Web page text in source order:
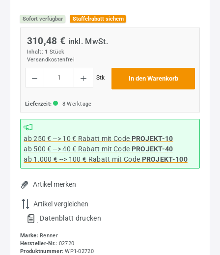
Sofort verfügbar Staffelrabatt sichern
310,48 € inkl. MwSt.
Inhalt: 1 Stück
Versandkostenfrei
Produkt Anzahl: Gib den gewünschten Wert ein oder benutze die Schaltflächen um
Stk In den Warenkorb
Lieferzeit: 8 Werktage
ab 250 € --> 10 € Rabatt mit Code PROJEKT-10
ab 500 € --> 40 € Rabatt mit Code PROJEKT-40
ab 1.000 € --> 100 € Rabatt mit Code PROJEKT-100
Artikel merken
Artikel vergleichen
. Datenblatt drucken
Marke: Renner
Hersteller-Nr.: 02720
Produktnummer: WP1-02720